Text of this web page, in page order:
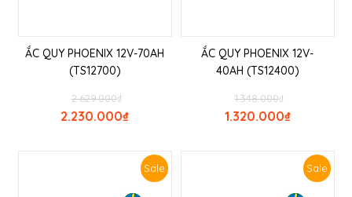
ẮC QUY PHOENIX 12V-70AH
(TS12700)
₫
2.629.000
₫
2.230.000
ẮC QUY PHOENIX 12V-
40AH (TS12400)
₫
1.348.000
₫
1.320.000
Sale Sale